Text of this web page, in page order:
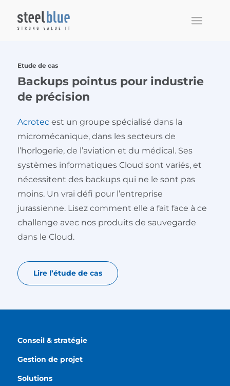
Etude de cas
Backups pointus pour industrie
de précision
Acrotecest un groupe spécialisé dans la
micromécanique, dans les secteurs de
l’horlogerie, de l’aviation et du médical. Ses
systèmes informatiques Cloud sont variés, et
nécessitent des backups qui ne le sont pas
moins. Un vrai défi pour l’entreprise
jurassienne. Lisez comment elle a fait face à ce
challenge avec nos produits de sauvegarde
dans le Cloud.
Lire l’étude de cas
Conseil & stratégie
Gestion de projet
Solutions